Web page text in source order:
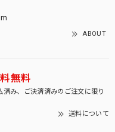
ABOUT
無料
み、ご決済済みのご注文に限り
送料について